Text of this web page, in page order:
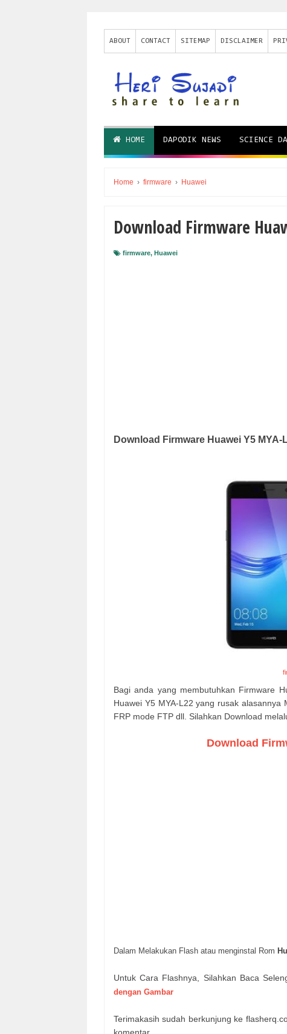
ABOUT CONTACT SITEMAP DISCLAIMER
HOME DAPODIK NEWS SCIENCE
Home › firmware › Huawei
Download Firmware
firmware, Huawei
Download Firmware Huawei Y5 MYA-
Bagi anda yang membutuhkan Firmware
Huawei Y5 MYA-L22 yang rusak alasannya
FRP mode FTP dll. Silahkan Download
Download
Dalam Melakukan Flash atau menginstal Rom
Untuk Cara Flashnya, Silahkan Baca
dengan Gambar
Terimakasih sudah berkunjung ke
komentar